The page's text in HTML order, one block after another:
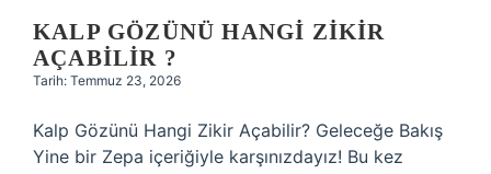
KALP GÖZÜNÜ HANGI ZIKIR
AÇABILIR ?
Tarih: Temmuz 23, 2026
Kalp Gözünü Hangi Zikir Açabilir? Geleceğe Bakış
Yine bir Zepa içeriğiyle karşınızdayız! Bu kez